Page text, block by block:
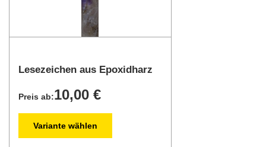
Lesezeichen aus Epoxidharz
Preis ab:10,00 €
Variante wählen